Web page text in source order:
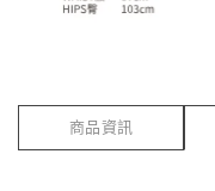
商品資訊